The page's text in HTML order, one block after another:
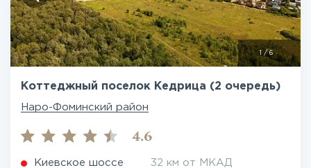
1 /6
Коттеджный поселок Кедрица (2 очередь)
Наро-Фоминский район
4.6
Киевское шоссе 32 км от МКАД